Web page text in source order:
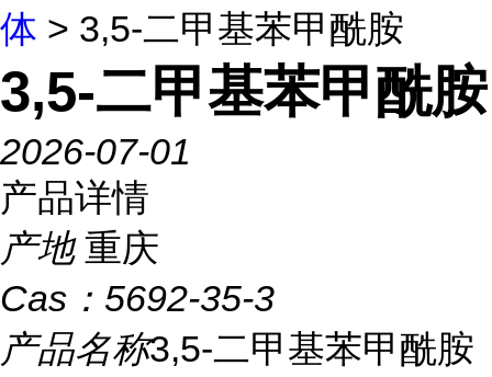
体 > 3,5-二甲基苯甲酰胺
3,5-二甲基苯甲酰胺
2026-07-01
产品详情
产地 重庆
Cas： 5692-35-3
产品名称3,5-二甲基苯甲酰胺